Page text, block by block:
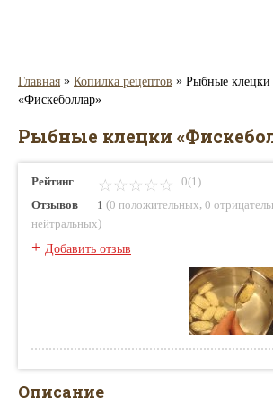
Главная » Копилка рецептов » Рыбные клецки
«Фискеболлар»
Рыбные клецки
Рейтинг
0(1)
Отзывов
1 (0 положительных 0
нейтральных)
+ Добавить отзыв
Описание